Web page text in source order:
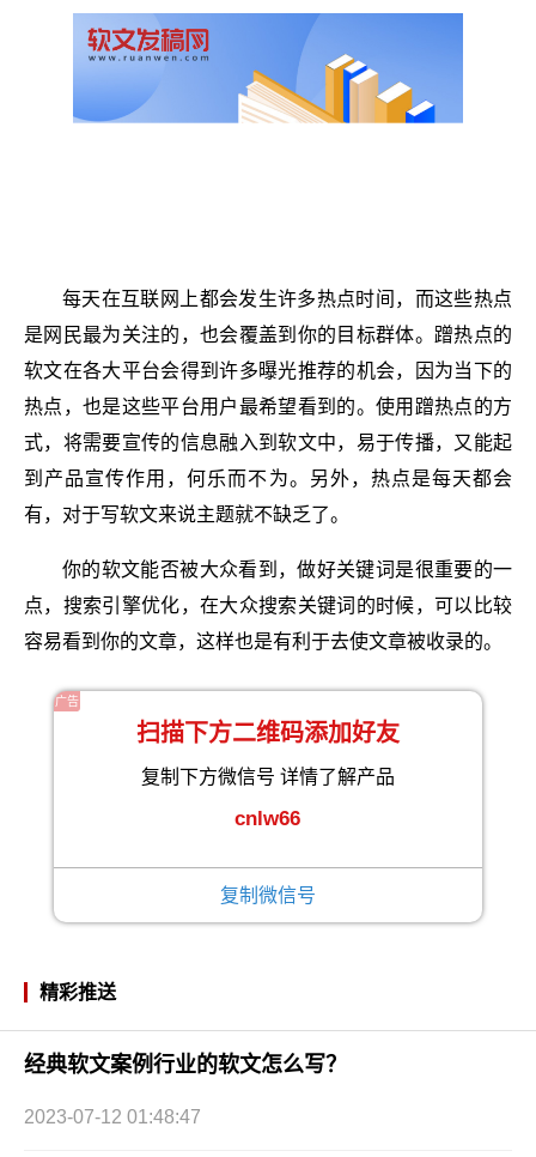
每天在互联网上都会发生许多热点时间，而这些热点
是网民最为关注的，也会覆盖到你的目标群体。蹭热点的
软文在各大平台会得到许多曝光推荐的机会，因为当下的
热点，也是这些平台用户最希望看到的。使用蹭热点的方
式，将需要宣传的信息融入到软文中，易于传播，又能起
到产品宣传作用，何乐而不为。另外，热点是每天都会
有，对于写软文来说主题就不缺乏了。
你的软文能否被大众看到，做好关键词是很重要的一
点，搜索引擎优化，在大众搜索关键词的时候，可以比较
容易看到你的文章，这样也是有利于去使文章被收录的。
广告
扫描下方二维码添加好友
复制下方微信号 详情了解产品
cnlw66
复制微信号
精彩推送
经典软文案例行业的软文怎么写？
2023-07-12 01:48:47